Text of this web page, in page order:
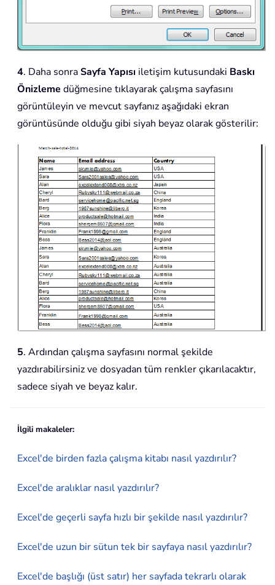
4. Daha sonraSayfa Yapısı iletişim kutusundaki Baskı
Önizleme düğmesine tıklayarak çalışma sayfasını
görüntüleyin ve mevcut sayfanız aşağıdaki ekran
görüntüsünde olduğu gibi siyah beyaz olarak gösterilir:
5. Ardından çalışma sayfasını normal şekilde
yazdırabilirsiniz ve dosyadan tüm renkler çıkarılacaktır,
sadece siyah ve beyaz kalır.
İlgili makaleler:
Excel'de birden fazla çalışma kitabı nasıl yazdırılır?
Excel'de aralıklar nasıl yazdırılır?
Excel'de geçerli sayfa hızlı bir şekilde nasıl yazdırılır?
Excel'de uzun bir sütun tek bir sayfaya nasıl yazdırılır?
Excel'de başlığı (üst satır) her sayfada tekrarlı olarak